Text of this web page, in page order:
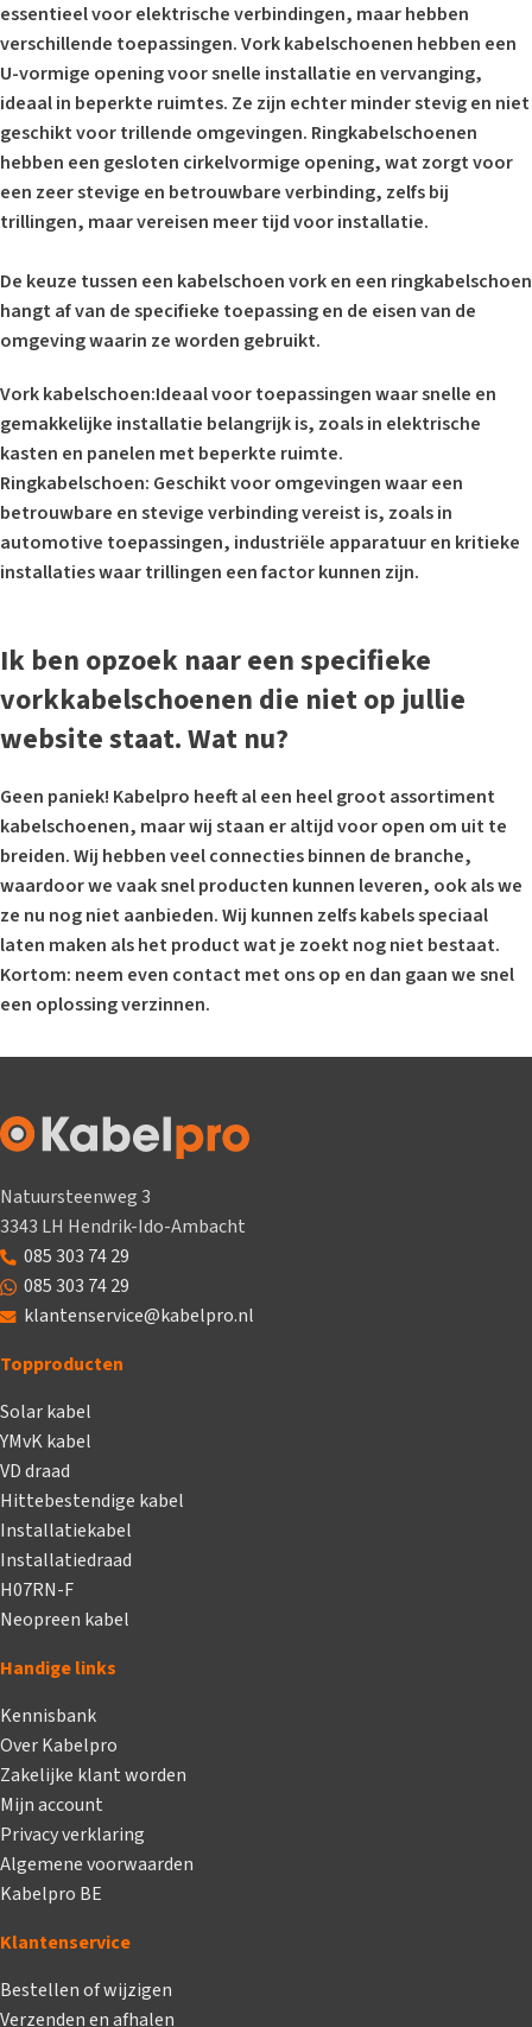
essentieel voor elektrische verbindingen, maar hebben
verschillende toepassingen. Vork kabelschoenen hebben een
U-vormige opening voor snelle installatie en vervanging,
ideaal in beperkte ruimtes. Ze zijn echter minder stevig en niet
geschikt voor trillende omgevingen. Ringkabelschoenen
hebben een gesloten cirkelvormige opening, wat zorgt voor
een zeer stevige en betrouwbare verbinding, zelfs bij
trillingen, maar vereisen meer tijd voor installatie.
De keuze tussen een kabelschoen vork en een ringkabelschoen
hangt af van de specifieke toepassing en de eisen van de
omgeving waarin ze worden gebruikt.
Vork kabelschoen:Ideaal voor toepassingen waar snelle en
gemakkelijke installatie belangrijk is, zoals in elektrische
kasten en panelen met beperkte ruimte.
Ringkabelschoen: Geschikt voor omgevingen waar een
betrouwbare en stevige verbinding vereist is, zoals in
automotive toepassingen, industriële apparatuur en kritieke
installaties waar trillingen een factor kunnen zijn.
Ik ben opzoek naar een specifieke
vorkkabelschoenen die niet op jullie
website staat. Wat nu?
Geen paniek! Kabelpro heeft al een heel groot assortiment
kabelschoenen, maar wij staan er altijd voor open om uit te
breiden. Wij hebben veel connecties binnen de branche,
waardoor we vaak snel producten kunnen leveren, ook als we
ze nu nog niet aanbieden. Wij kunnen zelfs kabels speciaal
laten maken als het product wat je zoekt nog niet bestaat.
Kortom: neem even contact met ons op en dan gaan we snel
een oplossing verzinnen.
Natuursteenweg 3
3343 LH Hendrik-Ido-Ambacht
085 303 74 29
085 303 74 29
klantenservice@kabelpro.nl
Topproducten
Solar kabel
YMvK kabel
VD draad
Hittebestendige kabel
Installatiekabel
Installatiedraad
H07RN-F
Neopreen kabel
Handige links
Kennisbank
Over Kabelpro
Zakelijke klant worden
Mijn account
Privacy verklaring
Algemene voorwaarden
Kabelpro BE
Klantenservice
Bestellen of wijzigen
Verzenden en afhalen